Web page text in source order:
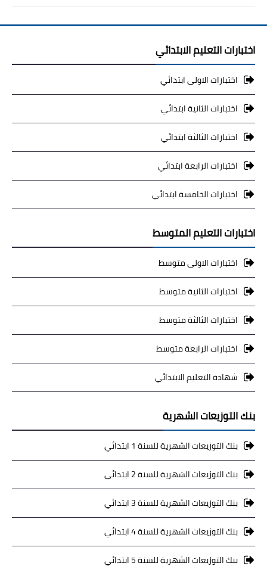
اختبارات التعليم الابتدائي
اختبارات الاولى ابتدائي
اختبارات الثانية ابتدائي
اختبارات الثالثة ابتدائي
اختبارات الرابعة ابتدائي
اختبارات الخامسة ابتدائي
اختبارات التعليم المتوسط
اختبارات الاولى متوسط
اختبارات الثانية متوسط
اختبارات الثالثة متوسط
اختبارات الرابعة متوسط
شهادة التعليم الابتدائي
بنك التوزيعات الشهرية
بنك التوزيعات الشهرية للسنة 1 ابتدائي
بنك التوزيعات الشهرية للسنة 2 ابتدائي
بنك التوزيعات الشهرية للسنة 3 ابتدائي
بنك التوزيعات الشهرية للسنة 4 ابتدائي
بنك التوزيعات الشهرية للسنة 5 ابتدائي